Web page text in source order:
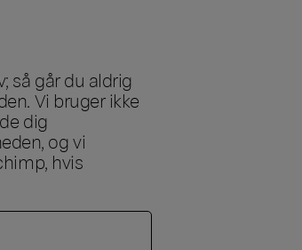
så går du aldrig
Vi bruger ikke
dig
og vi
hvis